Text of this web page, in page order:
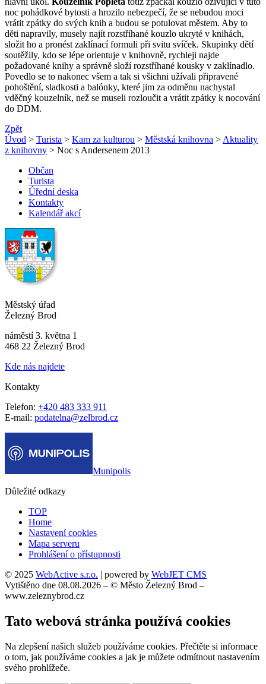
noc pohádkové bytosti a hrozilo nebezpečí, že se nebudou moci
vrátit zpátky do svých knih a budou se potulovat městem. Aby to
děti napravily, musely najít rozstříhané kouzlo ukryté v knihách,
složit ho a pronést zaklínací formuli při svitu svíček. Skupinky dětí
soutěžily, kdo se lépe orientuje v knihovně, rychleji najde
požadované knihy a správně složí rozstříhané kousky v zaklínadlo.
Povedlo se to nakonec všem a tak si všichni užívali připravené
pohoštění, sladkosti a balónky, které jim za odměnu nachystal
vděčný kouzelník, než se museli rozloučit a vrátit zpátky k nocování
do DDM.
Zpět
Úvod > Turista > Kam za kulturou > Městská knihovna > Aktuality
z knihovny > Noc s Andersenem 2013
Občan
Turista
Úřední deska
Kontakty
Kalendář akcí
Městský úřad
Železný Brod
náměstí 3. května 1
468 22 Železný Brod
Kde nás najdete
Kontakty
Telefon: +420 483 333 911
E-mail: podatelna@zelbrod.cz
Munipolis
Důležité odkazy
TOP
Home
Nastavení cookies
Mapa serveru
Prohlášení o přístupnosti
© 2025 WebActive s.r.o. | powered by WebJET CMS
Vytištěno dne 08.08.2026 – © Město Železný Brod –
www.zeleznybrod.cz
Tato webová stránka používá cookies
Na zlepšení našich služeb používáme cookies. Přečtěte si informace
o tom, jak používáme cookies a jak je můžete odmítnout nastavením
svého prohlížeče.